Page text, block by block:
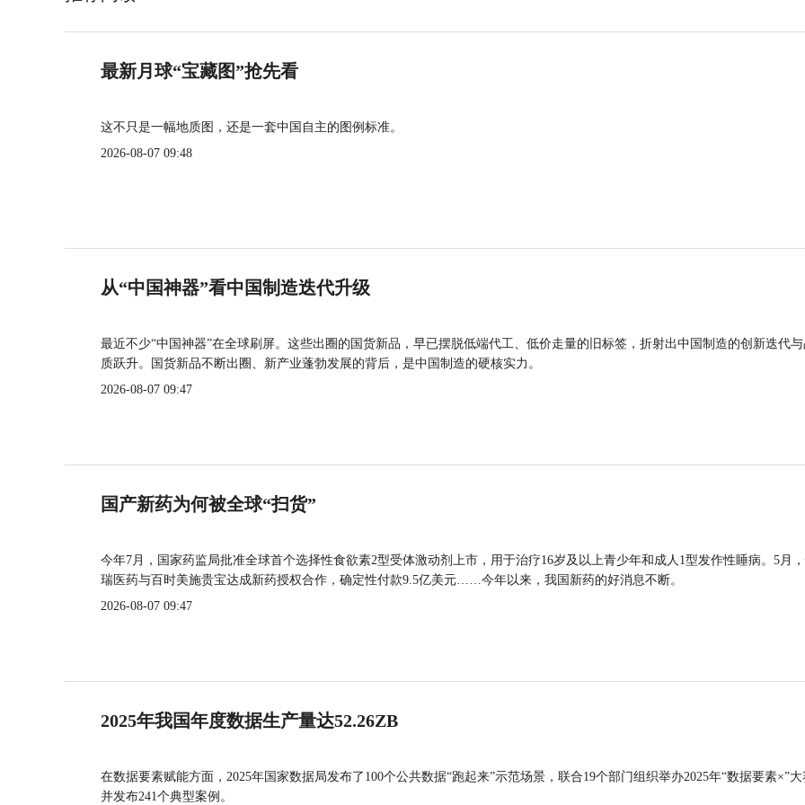
最新月球“宝藏图”抢先看
这不只是一幅地质图，还是一套中国自主的图例标准。
2026-08-07 09:48
从“中国神器”看中国制造迭代升级
最近不少“中国神器”在全球刷屏。这些出圈的国货新品，早已摆脱低端代工、低价走量的旧标签，折射出中国制造的创新迭代
质跃升。国货新品不断出圈、新产业蓬勃发展的背后，是中国制造的硬核实力。
2026-08-07 09:47
国产新药为何被全球“扫货”
今年7月，国家药监局批准全球首个选择性食欲素2型受体激动剂上市，用于治疗16岁及以上青少年和成人1型发作性睡病。5月
瑞医药与百时美施贵宝达成新药授权合作，确定性付款9.5亿美元……今年以来，我国新药的好消息不断。
2026-08-07 09:47
2025年我国年度数据生产量达52.26ZB
在数据要素赋能方面，2025年国家数据局发布了100个公共数据“跑起来”示范场景，联合19个部门组织举办2025年“数据要素×”大
并发布241个典型案例。